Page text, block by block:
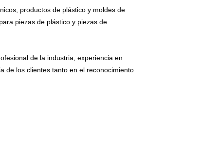
productos de plástico y moldes de
piezas de plástico y piezas de
de la industria, experiencia en
de los clientes tanto en el reconocimiento